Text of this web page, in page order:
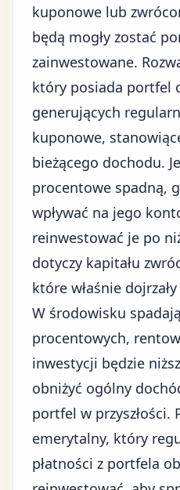
kuponowe lub
będą mogły zostać
zainwestowane.
który posiada portfel
generujących
kuponowe,
bieżącego dochodu.
procentowe spadną,
wpływać na jego
reinwestować je po
dotyczy kapitału
które właśnie
W środowisku
procentowych,
inwestycji będzie
obniżyć ogólny
portfel w przyszłości.
emerytalny, który
płatności z portfela